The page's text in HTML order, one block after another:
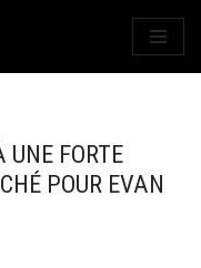
UNE FORTE
POUR EVAN